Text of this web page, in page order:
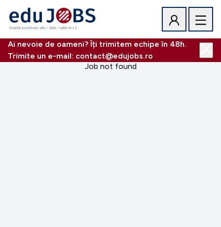
Ai nevoie de oameni? Îți trimitem echipe în 48h.
Trimite un e-mail: contact@edujobs.ro
Job not found